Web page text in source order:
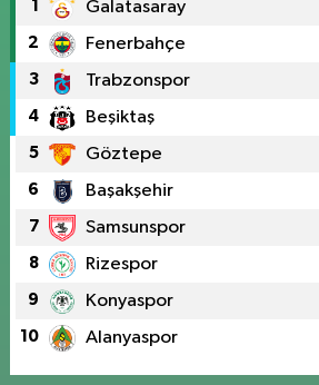
1 Galatasaray
2 Fenerbahçe
3 Trabzonspor
4 Beşiktaş
5 Göztepe
6 Başakşehir
7 Samsunspor
8 Rizespor
9 Konyaspor
10 Alanyaspor